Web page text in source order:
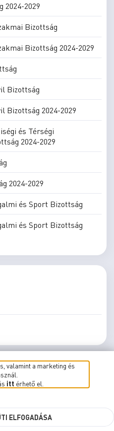
2024-2029
Bizottság
Bizottság 2024-2029
Bizottság
Bizottság 2024-2029
és Térségi
2024-2029
2024-2029
és Sport Bizottság
és Sport Bizottság
Élő közvetítés
valamint a marketing és
itt érhető el.
ELFOGADÁSA